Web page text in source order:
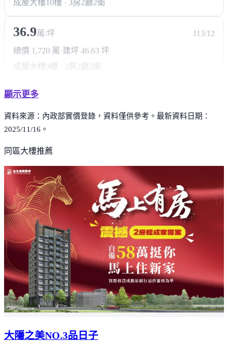
成屋大樓10樓 · 3房2廳2衛
36.9萬/坪
113/12
總價 1,720 萬 ·建坪 46.63 坪
成屋大樓9樓 · 3房2廳2衛
顯示更多
資料來源：內政部實價登錄，資料僅供參考。最新資料日期：
2025/11/16。
同區大樓推薦
大隱之美NO.3品日子